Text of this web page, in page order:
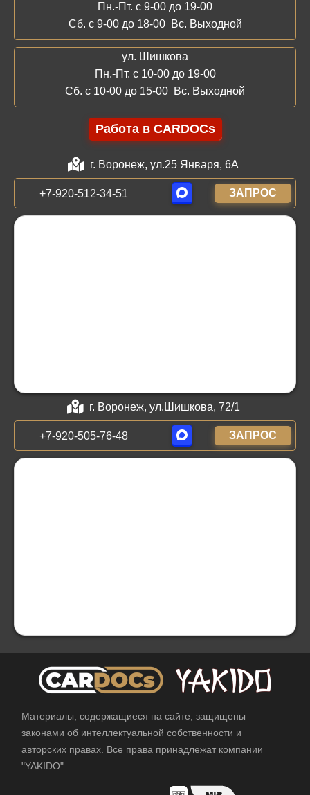
Пн.-Пт. с 9-00 до 19-00
Сб. с 9-00 до 18-00 Вс. Выходной
ул. Шишкова
Пн.-Пт. с 10-00 до 19-00
Сб. с 10-00 до 15-00 Вс. Выходной
Работа в CARDOCs
г. Воронеж, ул.25 Января, 6А
+7-920-512-34-51 ЗАПРОС
г. Воронеж, ул.Шишкова, 72/1
+7-920-505-76-48 ЗАПРОС
Материалы, содержащиеся на сайте, защищены
законами об интеллектуальной собственности и
авторских правах. Все права принадлежат компании
"YAKIDO"